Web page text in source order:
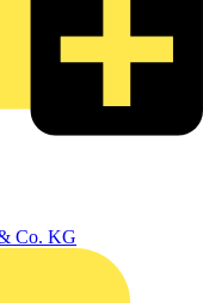
Co. KG
zu Branchennews,
– alles auf einer